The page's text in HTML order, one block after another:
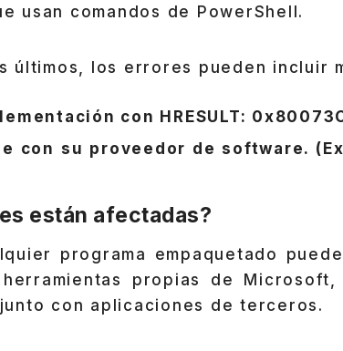
usan comandos de PowerShell.
últimos, los errores pueden incluir
con HRESULT:
con su proveedor de software.
están afectadas?
programa empaquetado
propias de Microsoft,
con aplicaciones de terceros.